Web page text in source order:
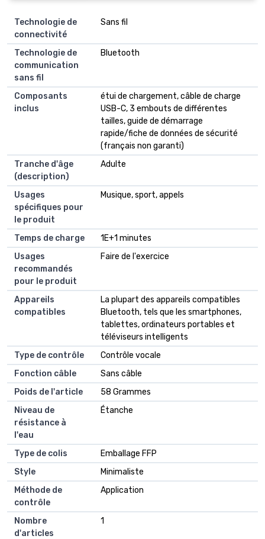
Technologie de
connectivité
‎Sans fil
Technologie de
communication
sans fil
‎Bluetooth
Composants
inclus
‎étui de chargement, câble de charge
USB-C, 3 embouts de différentes
tailles, guide de démarrage
rapide/fiche de données de sécurité
(français non garanti)
Tranche d'âge
(description)
‎Adulte
Usages
spécifiques pour
le produit
‎Musique, sport, appels
Temps de charge
‎1E+1 minutes
Usages
recommandés
pour le produit
‎Faire de l'exercice
Appareils
compatibles
‎La plupart des appareils compatibles
Bluetooth, tels que les smartphones,
tablettes, ordinateurs portables et
téléviseurs intelligents
Type de contrôle
‎Contrôle vocale
Fonction câble
‎Sans câble
Poids de l'article
‎58 Grammes
Niveau de
résistance à
l'eau
‎Étanche
Type de colis
‎Emballage FFP
Style
‎Minimaliste
Méthode de
contrôle
‎Application
Nombre
d'articles
‎1